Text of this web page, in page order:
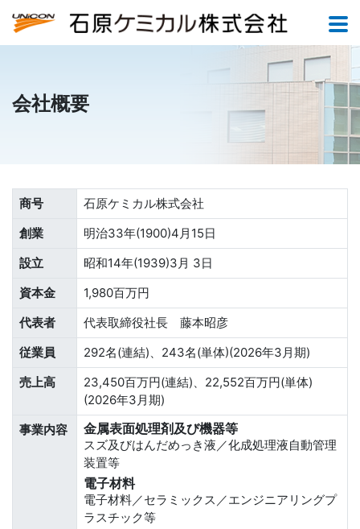
会社概要
商号
石原ケミカル株式会社
創業
明治33年(1900)4月15日
設立
昭和14年(1939)3月 3日
資本金
1,980百万円
代表者
代表取締役社長 藤本昭彦
従業員
292名(連結)、243名(単体)(2026年3月期)
売上高
23,450百万円(連結)、22,552百万円(単体)
(2026年3月期)
事業内容
金属表面処理剤及び機器等
スズ及びはんだめっき液／化成処理液自動管理
装置等
電子材料
電子材料／セラミックス／エンジニアリングプ
ラスチック等